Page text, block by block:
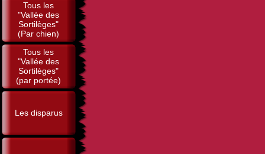
Tous les
"Vallée des
Sortilèges"
(Par chien)
Tous les
"Vallée des
Sortilèges"
(par portée)
Les disparus